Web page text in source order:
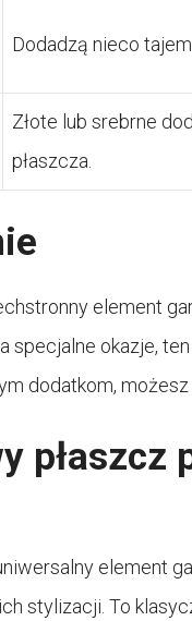
Dodadzą nieco
Złote lub srebrne
płaszcza.
element
specjalne okazje,
dodatkom,
płaszcz
element
stylizacji. To